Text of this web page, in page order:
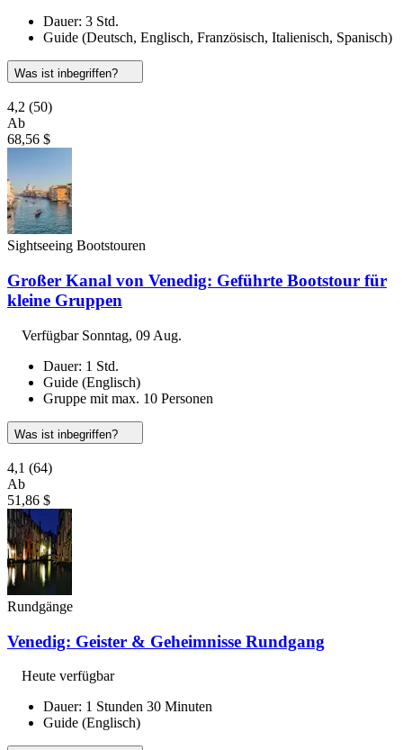
Dauer: 3 Std.
Guide (Deutsch, Englisch, Französisch, Italienisch, Spanisch)
Was ist inbegriffen?
4,2 (50)
Ab
68,56 $
Sightseeing Bootstouren
Großer Kanal von Venedig: Geführte Bootstour für
kleine Gruppen
Verfügbar Sonntag, 09 Aug.
Dauer: 1 Std.
Guide (Englisch)
Gruppe mit max. 10 Personen
Was ist inbegriffen?
4,1 (64)
Ab
51,86 $
Rundgänge
Venedig: Geister & Geheimnisse Rundgang
Heute verfügbar
Dauer: 1 Stunden 30 Minuten
Guide (Englisch)